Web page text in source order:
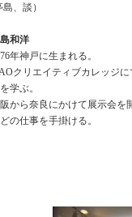
島、談）
和洋
年神戸に生まれる。
クリエイティブカレッジ
学ぶ。
から奈良にかけて展示会を
の仕事を手掛ける。